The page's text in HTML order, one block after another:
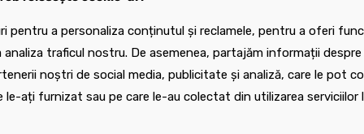
Adaugă în coș
pentru a personaliza conținutul și reclamele, pentru a oferi
analiza traficul nostru. De asemenea, partajăm informații
noștri de social media, publicitate și analiză, care le pot
le-ați furnizat sau pe care le-au colectat din utilizarea serviciilor
pentru a personaliza conținutul și reclamele, pentru a oferi
analiza traficul nostru. De asemenea, partajăm informații
noștri de social media, publicitate și analiză, care le pot
le-ați furnizat sau pe care le-au colectat din utilizarea serviciilor